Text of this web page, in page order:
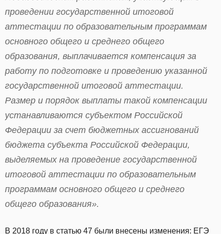
проведении государственной итоговой
аттестации по образовательным программам
основного общего и среднего общего
образования, выплачивается компенсация за
работу по подготовке и проведению указанной
государственной итоговой аттестации.
Размер и порядок выплаты такой компенсации
устанавливаются субъектом Российской
Федерации за счет бюджетных ассигнований
бюджета субъекта Российской Федерации,
выделяемых на проведение государственной
итоговой аттестации по образовательным
программам основного общего и среднего
общего образования».
В 2018 году в статью 47 были внесены изменения: ЕГЭ